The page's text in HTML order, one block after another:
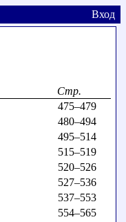
Вход
Стр.
475–479
480–494
495–514
515–519
520–526
527–536
537–553
554–565